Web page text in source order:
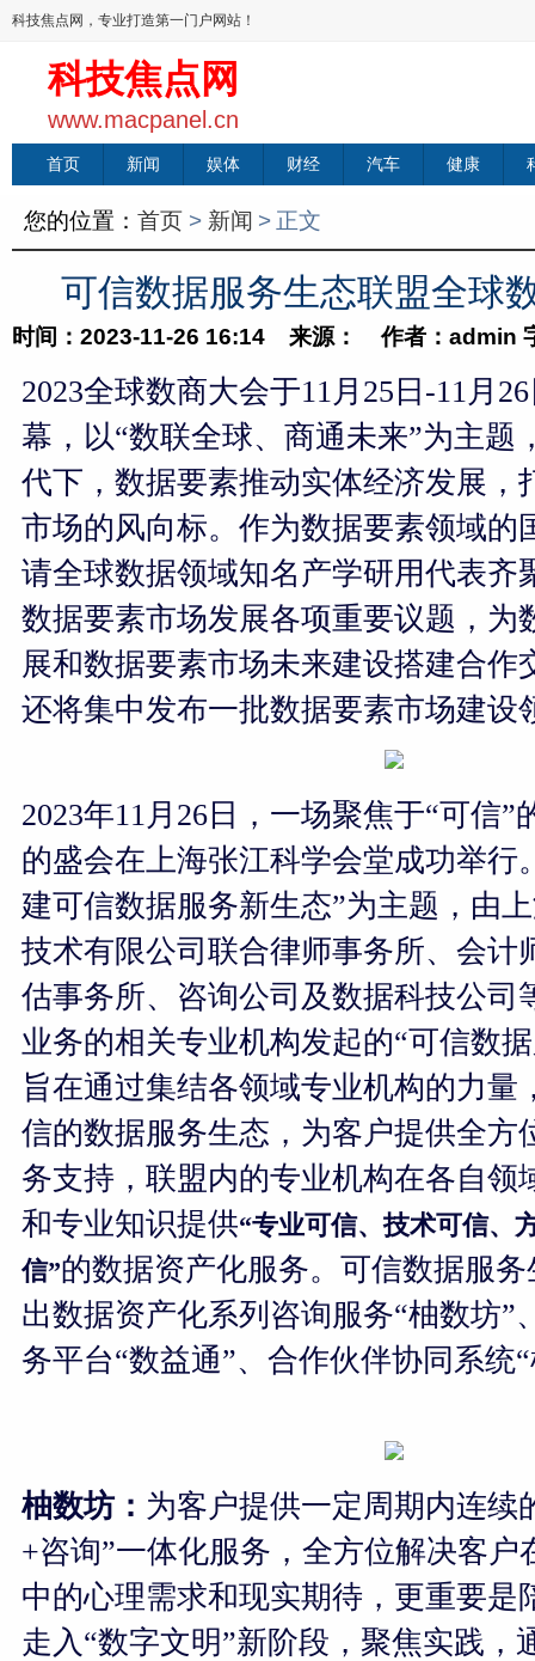
科技焦点网，专业打造第一门户网站！
科技焦点网
www.macpanel.cn
首页 新闻 娱体 财经 汽车 健康
您的位置： 首页 > 新闻 > 正文
可信数据服务生态联盟全球
时间：2023-11-26 16:14 来源： 作者：admin
2023全球数商大会于11月25日-11月
幕，以“数联全球、商通未来”为主题
代下，数据要素推动实体经济发展，
市场的风向标。作为数据要素领域的
请全球数据领域知名产学研用代表齐
数据要素市场发展各项重要议题，为
展和数据要素市场未来建设搭建合作
还将集中发布一批数据要素市场建设
2023年11月26日，一场聚焦于“可信”
的盛会在上海张江科学会堂成功举行
建可信数据服务新生态”为主题，由
技术有限公司联合律师事务所、会计
估事务所、咨询公司及数据科技公司
业务的相关专业机构发起的“可信数
旨在通过集结各领域专业机构的力量
信的数据服务生态，为客户提供全方
务支持，联盟内的专业机构在各自领
和专业知识提供“专业可信、技术可信、
信”的数据资产化服务。可信数据服
出数据资产化系列咨询服务“柚数坊”
务平台“数益通”、合作伙伴协同系统
柚数坊： 为客户提供一定周期内连续
+咨询”一体化服务，全方位解决客户
中的心理需求和现实期待，更重要是
走入“数字文明”新阶段，聚焦实践，